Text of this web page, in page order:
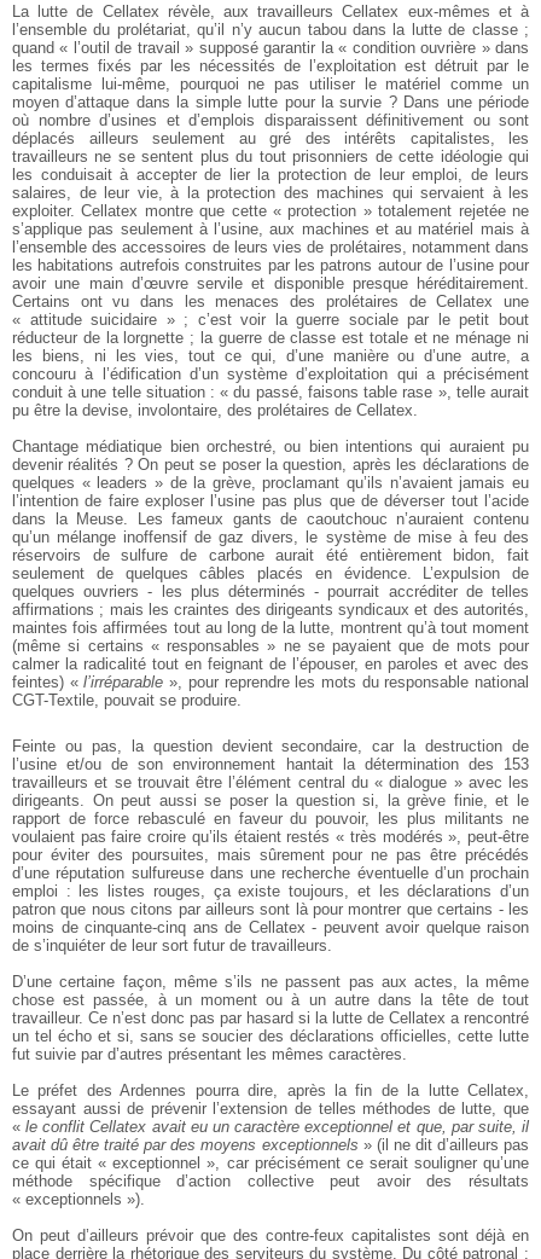
La lutte de Cellatex révèle, aux travailleurs Cellatex eux-mêmes et à
l’ensemble du prolétariat, qu’il n’y aucun tabou dans la lutte de classe ;
quand « l’outil de travail » supposé garantir la « condition ouvrière » dans
les termes fixés par les nécessités de l’exploitation est détruit par le
capitalisme lui-même, pourquoi ne pas utiliser le matériel comme un
moyen d’attaque dans la simple lutte pour la survie ? Dans une période
où nombre d’usines et d’emplois disparaissent définitivement ou sont
déplacés ailleurs seulement au gré des intérêts capitalistes, les
travailleurs ne se sentent plus du tout prisonniers de cette idéologie qui
les conduisait à accepter de lier la protection de leur emploi, de leurs
salaires, de leur vie, à la protection des machines qui servaient à les
exploiter. Cellatex montre que cette « protection » totalement rejetée ne
s’applique pas seulement à l’usine, aux machines et au matériel mais à
l’ensemble des accessoires de leurs vies de prolétaires, notamment dans
les habitations autrefois construites par les patrons autour de l’usine pour
avoir une main d’œuvre servile et disponible presque héréditairement.
Certains ont vu dans les menaces des prolétaires de Cellatex une
« attitude suicidaire » ; c’est voir la guerre sociale par le petit bout
réducteur de la lorgnette ; la guerre de classe est totale et ne ménage ni
les biens, ni les vies, tout ce qui, d’une manière ou d’une autre, a
concouru à l’édification d’un système d’exploitation qui a précisément
conduit à une telle situation : « du passé, faisons table rase », telle aurait
pu être la devise, involontaire, des prolétaires de Cellatex.
Chantage médiatique bien orchestré, ou bien intentions qui auraient pu
devenir réalités ? On peut se poser la question, après les déclarations de
quelques « leaders » de la grève, proclamant qu’ils n’avaient jamais eu
l’intention de faire exploser l’usine pas plus que de déverser tout l’acide
dans la Meuse. Les fameux gants de caoutchouc n’auraient contenu
qu’un mélange inoffensif de gaz divers, le système de mise à feu des
réservoirs de sulfure de carbone aurait été entièrement bidon, fait
seulement de quelques câbles placés en évidence. L’expulsion de
quelques ouvriers - les plus déterminés - pourrait accréditer de telles
affirmations ; mais les craintes des dirigeants syndicaux et des autorités,
maintes fois affirmées tout au long de la lutte, montrent qu’à tout moment
(même si certains « responsables » ne se payaient que de mots pour
calmer la radicalité tout en feignant de l’épouser, en paroles et avec des
feintes) «l’irréparable », pour reprendre les mots du responsable national
CGT-Textile, pouvait se produire.
Feinte ou pas, la question devient secondaire, car la destruction de
l’usine et/ou de son environnement hantait la détermination des 153
travailleurs et se trouvait être l’élément central du « dialogue » avec les
dirigeants. On peut aussi se poser la question si, la grève finie, et le
rapport de force rebasculé en faveur du pouvoir, les plus militants ne
voulaient pas faire croire qu’ils étaient restés « très modérés », peut-être
pour éviter des poursuites, mais sûrement pour ne pas être précédés
d’une réputation sulfureuse dans une recherche éventuelle d’un prochain
emploi : les listes rouges, ça existe toujours, et les déclarations d’un
patron que nous citons par ailleurs sont là pour montrer que certains - les
moins de cinquante-cinq ans de Cellatex - peuvent avoir quelque raison
de s’inquiéter de leur sort futur de travailleurs.
D’une certaine façon, même s’ils ne passent pas aux actes, la même
chose est passée, à un moment ou à un autre dans la tête de tout
travailleur. Ce n’est donc pas par hasard si la lutte de Cellatex a rencontré
un tel écho et si, sans se soucier des déclarations officielles, cette lutte
fut suivie par d’autres présentant les mêmes caractères.
Le préfet des Ardennes pourra dire, après la fin de la lutte Cellatex,
essayant aussi de prévenir l’extension de telles méthodes de lutte, que
«le conflit Cellatex avait eu un caractère exceptionnel et que, par suite, il
avait dû être traité par des moyens exceptionnels » (il ne dit d’ailleurs pas
ce qui était « exceptionnel », car précisément ce serait souligner qu’une
méthode spécifique d’action collective peut avoir des résultats
« exceptionnels »).
On peut d’ailleurs prévoir que des contre-feux capitalistes sont déjà en
place derrière la rhétorique des serviteurs du système. Du côté patronal :